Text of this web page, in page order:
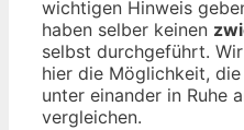
wichtigen Hinweis
haben selber keinen
selbst durchgeführt.
hier die Möglichkeit,
unter einander in Ruhe
vergleichen.